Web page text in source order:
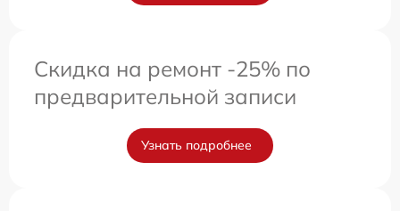
Скидка на ремонт -25% по
предварительной записи
Узнать подробнее